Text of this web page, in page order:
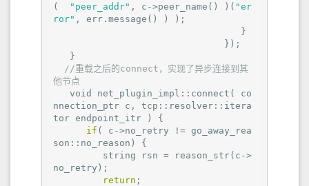
( "peer_addr" , c->peer_name() )( "er
ror" , err.message() ) );
//重载之后的connect，实现了异步连接到其
他节点
nnection_ptr c, tcp::resolver::itera
tor endpoint_itr ) {
if ( c->no_retry != go_away_rea
son::no_reason) {
no_retry);
return ;